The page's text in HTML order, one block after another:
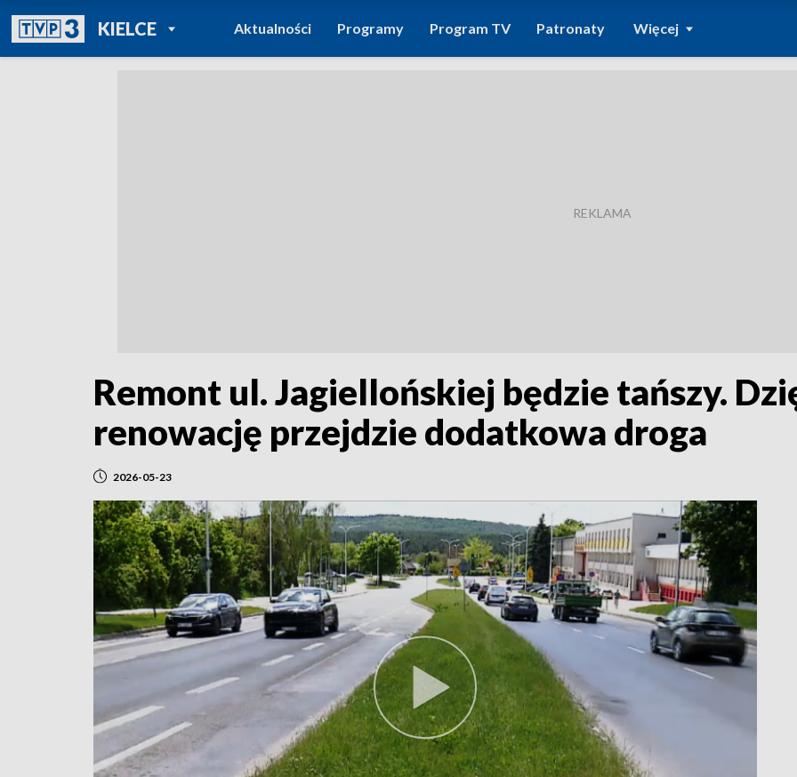
KIELCEPOWRÓT DO
TVP REGIONY
Aktualności Programy Program TV Patronaty Więcej
Remont ul. Jagiellońskiej będzie tańszy.
renowację przejdzie dodatkowa droga
2026-05-23